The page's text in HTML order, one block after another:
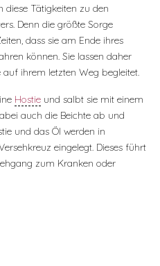
diese Tätigkeiten zu den
Denn die größte Sorge
dass sie am Ende ihres
können. Sie lassen daher
auf ihrem letzten Weg begleitet.
Hostie und salbt sie mit einem
auch die Beichte ab und
und das Öl werden in
eingelegt. Dieses führt
zum Kranken oder